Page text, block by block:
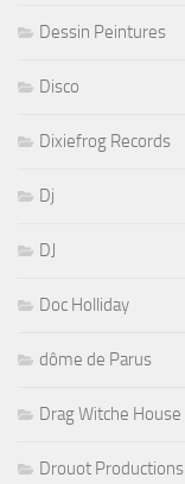
Dessin Peintures
Disco
Dixiefrog Records
Dj
DJ
Doc Holliday
dôme de Parus
Drag Witche House
Drouot Productions